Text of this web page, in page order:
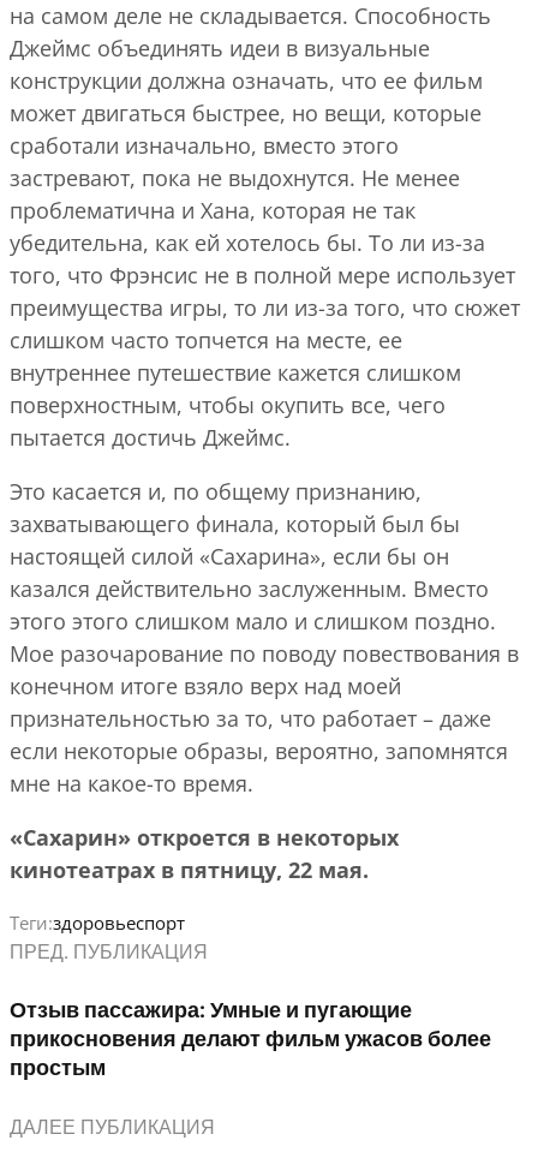
на самом деле не складывается. Способность
Джеймс объединять идеи в визуальные
конструкции должна означать, что ее фильм
может двигаться быстрее, но вещи, которые
сработали изначально, вместо этого
застревают, пока не выдохнутся. Не менее
проблематична и Хана, которая не так
убедительна, как ей хотелось бы. То ли из-за
того, что Фрэнсис не в полной мере использует
преимущества игры, то ли из-за того, что сюжет
слишком часто топчется на месте, ее
внутреннее путешествие кажется слишком
поверхностным, чтобы окупить все, чего
пытается достичь Джеймс.
Это касается и, по общему признанию,
захватывающего финала, который был бы
настоящей силой «Сахарина», если бы он
казался действительно заслуженным. Вместо
этого этого слишком мало и слишком поздно.
Мое разочарование по поводу повествования в
конечном итоге взяло верх над моей
признательностью за то, что работает – даже
если некоторые образы, вероятно, запомнятся
мне на какое-то время.
«Сахарин» откроется в некоторых
кинотеатрах в пятницу, 22 мая.
Теги:здоровьеспорт
ПРЕД. ПУБЛИКАЦИЯ
Отзыв пассажира: Умные и пугающие
прикосновения делают фильм ужасов более
простым
ДАЛЕЕ ПУБЛИКАЦИЯ